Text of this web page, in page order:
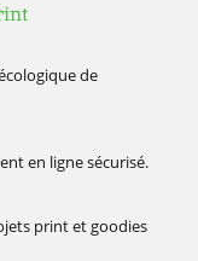
de
en ligne sécurisé.
print et goodies